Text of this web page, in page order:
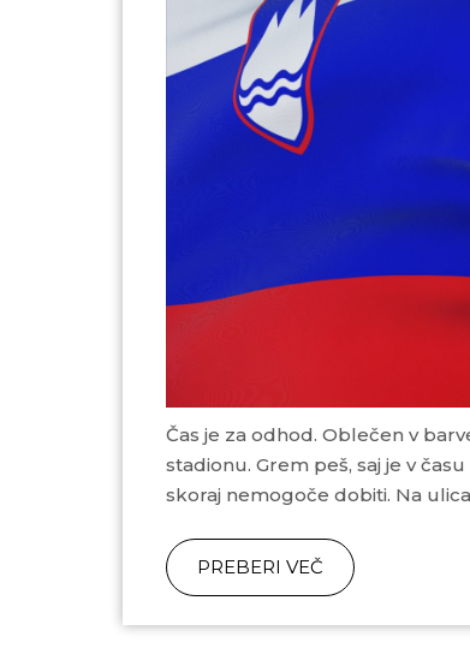
Čas je za odhod. Oblečen v barve našega kluba se z zastavo v roki počasi odpravim proti
stadionu. Grem peš, saj je v
skoraj nemogoče dobiti. Na
PREBERI VEČ